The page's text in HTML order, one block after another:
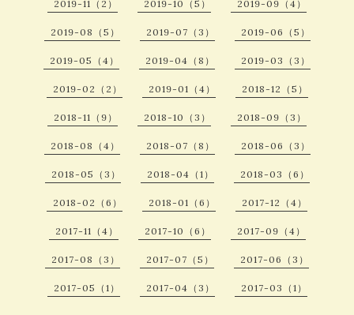
2019-11（2） 2019-10（5） 2019-09（4）
2019-08（5） 2019-07（3） 2019-06（5）
2019-05（4） 2019-04（8） 2019-03（3）
2019-02（2） 2019-01（4） 2018-12（5）
2018-11（9） 2018-10（3） 2018-09（3）
2018-08（4） 2018-07（8） 2018-06（3）
2018-05（3） 2018-04（1） 2018-03（6）
2018-02（6） 2018-01（6） 2017-12（4）
2017-11（4） 2017-10（6） 2017-09（4）
2017-08（3） 2017-07（5） 2017-06（3）
2017-05（1） 2017-04（3） 2017-03（1）